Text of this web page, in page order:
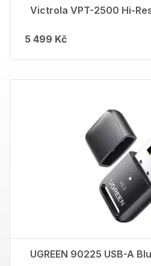
Victrola VPT-2500 Hi-
5 499 Kč
UGREEN 90225 USB-A